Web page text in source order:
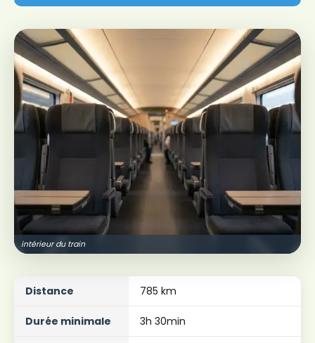
intérieur du train
Distance 785 km
Durée minimale 3h 30min